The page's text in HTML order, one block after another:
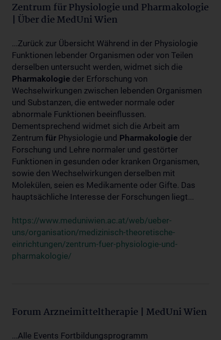
Zentrum für Physiologie und Pharmakologie
| Über die MedUni Wien
...Zurück zur Übersicht Während in der Physiologie
Funktionen lebender Organismen oder von Teilen
derselben untersucht werden, widmet sich die
Pharmakologie der Erforschung von
Wechselwirkungen zwischen lebenden Organismen
und Substanzen, die entweder normale oder
abnormale Funktionen beeinflussen.
Dementsprechend widmet sich die Arbeit am
Zentrum für Physiologie und Pharmakologie der
Forschung und Lehre normaler und gestörter
Funktionen in gesunden oder kranken Organismen,
sowie den Wechselwirkungen derselben mit
Molekülen, seien es Medikamente oder Gifte. Das
hauptsächliche Interesse der Forschungen liegt...
https://www.meduniwien.ac.at/web/ueber-
uns/organisation/medizinisch-theoretische-
einrichtungen/zentrum-fuer-physiologie-und-
pharmakologie/
Forum Arzneimitteltherapie | MedUni Wien
...Alle Events Fortbildungsprogramm